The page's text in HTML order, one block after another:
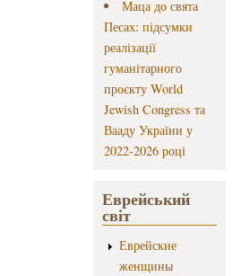
Маца до свята
Песах: підсумки
реалізації
гуманітарного
проєкту World
Jewish Congress та
Вааду України у
2022-2026 році
Еврейський
світ
Еврейские
женщины